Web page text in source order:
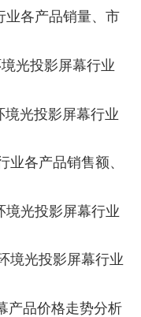
业各产品销量、市
光投影屏幕行业
光投影屏幕行业
各产品销售额、
光投影屏幕行业
境光投影屏幕行业
产品价格走势分析